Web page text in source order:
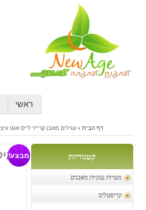
ראשי
דף הבית »עגילים מאבן קרייזי לייס אגט
קטגוריות
מערות ענקיות מאבנים
קריסטלים
מבצע!